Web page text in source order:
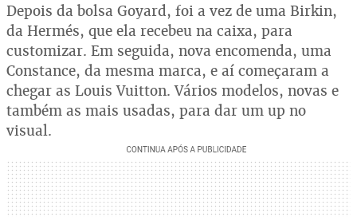
Depois da bolsa Goyard, foi a vez de uma Birkin,
da Hermés, que ela recebeu na caixa, para
customizar. Em seguida, nova encomenda, uma
Constance, da mesma marca, e aí começaram a
chegar as Louis Vuitton. Vários modelos, novas e
também as mais usadas, para dar um up no
visual.